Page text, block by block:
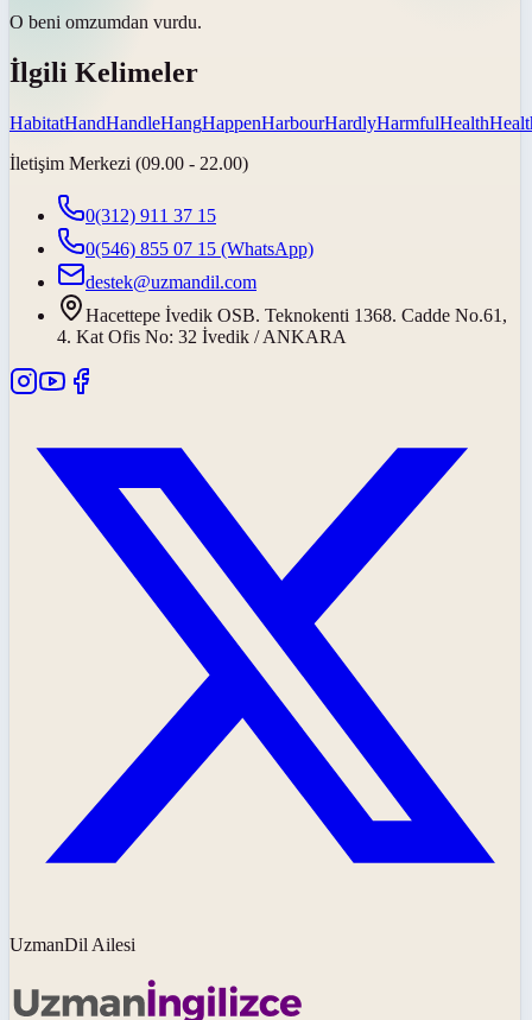
O beni omzumdan vurdu.
İlgili Kelimeler
HabitatHandHandleHangHappenHarbourHardlyHarmfulHealth
İletişim Merkezi (09.00 - 22.00)
0(312) 911 37 15
0(546) 855 07 15 (WhatsApp)
destek@uzmandil.com
Hacettepe İvedik OSB. Teknokenti 1368. Cadde No.61,
4. Kat Ofis No: 32 İvedik / ANKARA
UzmanDil Ailesi